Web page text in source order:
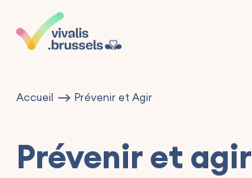
Accueil Prévenir et Agir
Prévenir et agir